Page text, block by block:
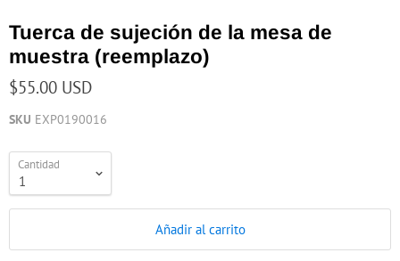
Tuerca de sujeción de la mesa de
muestra (reemplazo)
$55.00 USD
SKU EXP0190016
Cantidad
Añadir al carrito